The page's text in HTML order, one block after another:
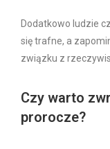
Dodatkowo ludzie
się trafne, a
związku z
Czy warto
prorocze?